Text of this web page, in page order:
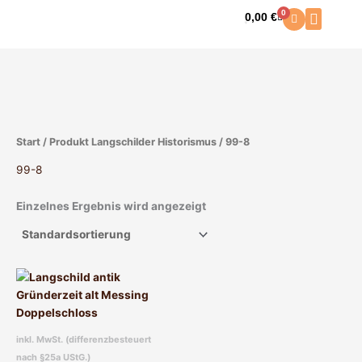
0,00€ 0
Warenkorb
Start / Produkt Langschilder Historismus / 99-8
99-8
Einzelnes Ergebnis wird angezeigt
inkl. MwSt. (differenzbesteuert
nach §25a UStG.)
Dieses
Produkt
weist
Varianten